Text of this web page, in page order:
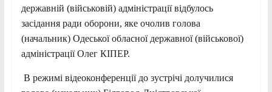
державній (військовій) адміністрації відбулось
засідання ради оборони, яке очолив голова
(начальник) Одеської обласної державної (військової)
адміністрації Олег КІПЕР.
В режимі відеоконференції до зустрічі долучилися